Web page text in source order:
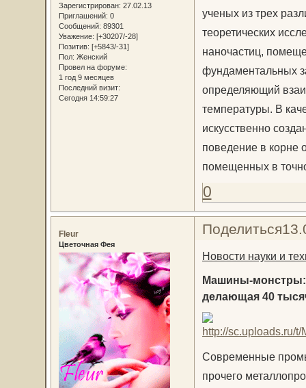
Зарегистрирован: 27.02.13
Приглашений: 0
Сообщений: 89301
Уважение: [+30207/-28]
Позитив: [+5843/-31]
Пол: Женский
Провел на форуме:
1 год 9 месяцев
Последний визит:
Сегодня 14:59:27
ученых из трех
теоретических
наночастиц,
фундаментальных
определяющий
температуры. В
искусственно
поведение в корне
помещенных в
0
Поделиться
Fleur
Цветочная Фея
Новости науки и
Машины-монстры:
делающая 40
Современные
прочего